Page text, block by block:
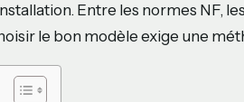
Entre les normes NF,
le bon modèle exige une